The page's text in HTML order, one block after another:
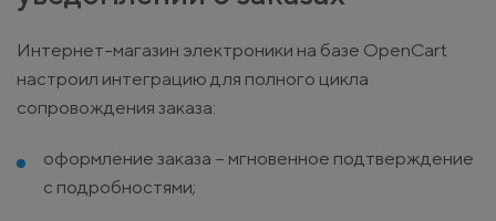
Интернет-магазин электроники на базе OpenCart
настроил интеграцию для полного цикла
сопровождения заказа:
оформление заказа – мгновенное подтверждение
с подробностями;